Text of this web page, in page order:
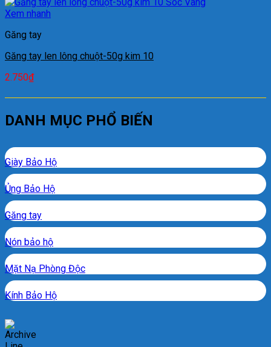
Xem nhanh
Găng tay
Găng tay len lông chuột-50g kim 10
2.750₫
DANH MỤC PHỔ BIẾN
Giày Bảo Hộ
Ủng Bảo Hộ
Găng tay
Nón bảo hộ
Mặt Nạ Phòng Độc
Kính Bảo Hộ